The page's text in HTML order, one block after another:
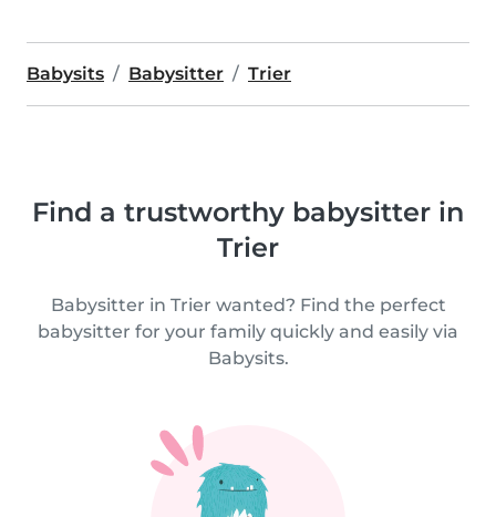
Babysits Babysitter Trier
Find a trustworthy babysitter in
Trier
Babysitter in Trier wanted? Find the perfect
babysitter for your family quickly and easily via
Babysits.